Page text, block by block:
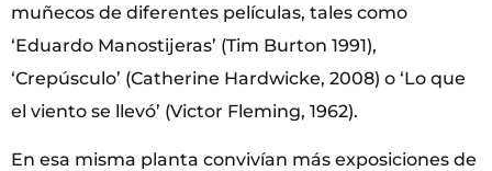
muñecos de diferentes películas, tales como
‘Eduardo Manostijeras’ (Tim Burton 1991),
‘Crepúsculo’ (Catherine Hardwicke, 2008) o ‘Lo que
el viento se llevó’ (Victor Fleming, 1962).
En esa misma planta convivían más exposiciones de